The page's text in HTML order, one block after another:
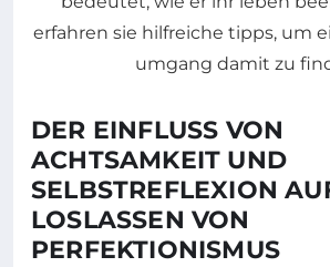
DER EINFLUSS VON
ACHTSAMKEIT UND
SELBSTREFLEXION
LOSLASSEN VON
PERFEKTIONISMUS